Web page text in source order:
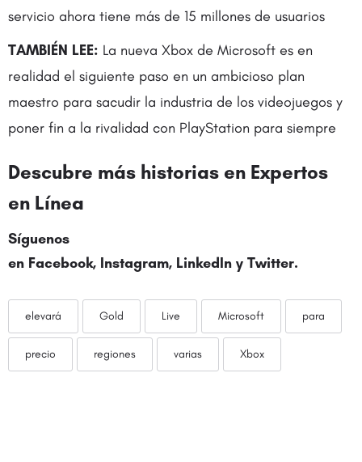
servicio ahora tiene más de 15 millones de usuarios
TAMBIÉN LEE: La nueva Xbox de Microsoft es en
realidad el siguiente paso en un ambicioso plan
maestro para sacudir la industria de los videojuegos y
poner fin a la rivalidad con PlayStation para siempre
Descubre más historias en Expertos
en Línea
Síguenos
en Facebook, Instagram, LinkedIn y Twitter.
elevará Gold Live Microsoft para
precio regiones varias Xbox